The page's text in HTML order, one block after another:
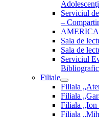
Adolescenţi
Serviciul
–
Sala de
Sala de
Serviciul
Filiale
Filiala
Filiala
Filiala „Ion
Filiala